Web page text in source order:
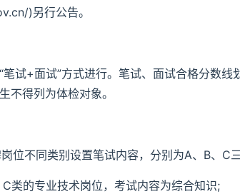
)另行公告。
笔试+面试”方式进行。笔试、面试合格分数
不得列为体检对象。
位不同类别设置笔试内容，分别为A、B、C
类的专业技术岗位，考试内容为综合知识;